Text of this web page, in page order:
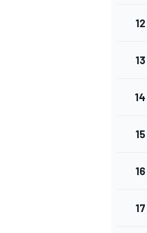
12
13
14
15
16
17